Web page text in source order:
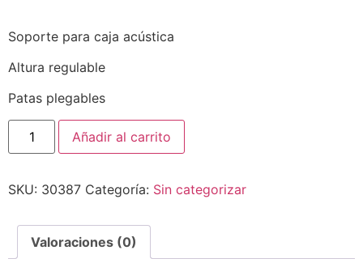
Soporte para caja acústica
Altura regulable
Patas plegables
Añadir al carrito
SKU: 30387 Categoría: Sin categorizar
Valoraciones (0)